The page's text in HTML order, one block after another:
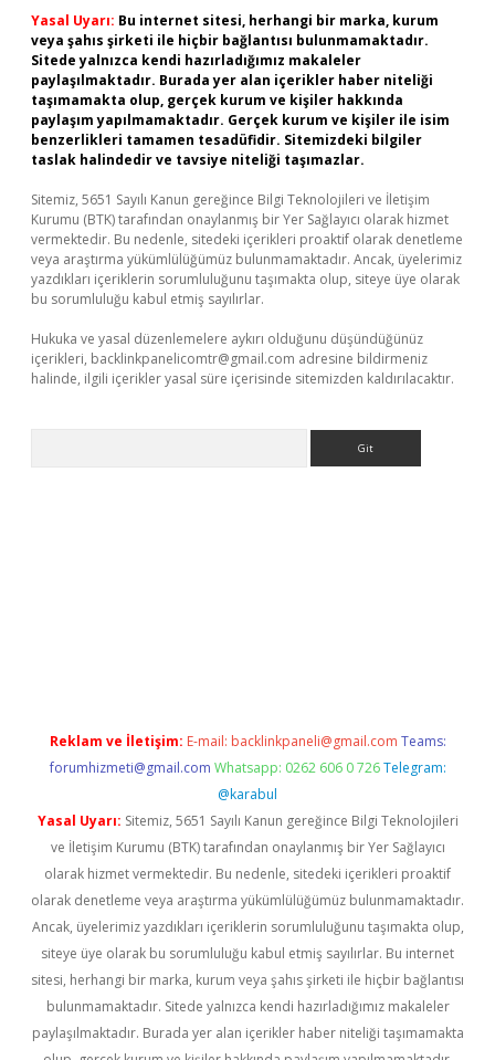
Yasal Uyarı: Bu internet sitesi, herhangi bir marka, kurum
veya şahıs şirketi ile hiçbir bağlantısı bulunmamaktadır.
Sitede yalnızca kendi hazırladığımız makaleler
paylaşılmaktadır. Burada yer alan içerikler haber niteliği
taşımamakta olup, gerçek kurum ve kişiler hakkında
paylaşım yapılmamaktadır. Gerçek kurum ve kişiler ile isim
benzerlikleri tamamen tesadüfidir. Sitemizdeki bilgiler
taslak halindedir ve tavsiye niteliği taşımazlar.
Sitemiz, 5651 Sayılı Kanun gereğince Bilgi Teknolojileri ve İletişim
Kurumu (BTK) tarafından onaylanmış bir Yer Sağlayıcı olarak hizmet
vermektedir. Bu nedenle, sitedeki içerikleri proaktif olarak denetleme
veya araştırma yükümlülüğümüz bulunmamaktadır. Ancak, üyelerimiz
yazdıkları içeriklerin sorumluluğunu taşımakta olup, siteye üye olarak
bu sorumluluğu kabul etmiş sayılırlar.
Hukuka ve yasal düzenlemelere aykırı olduğunu düşündüğünüz
içerikleri, backlinkpanelicomtr@gmail.com adresine bildirmeniz
halinde, ilgili içerikler yasal süre içerisinde sitemizden kaldırılacaktır.
Reklam ve İletişim: E-mail: backlinkpaneli@gmail.com Teams:
forumhizmeti@gmail.com Whatsapp: 0262 606 0 726 Telegram:
@karabul
Yasal Uyarı: Sitemiz, 5651 Sayılı Kanun gereğince Bilgi Teknolojileri
ve İletişim Kurumu (BTK) tarafından onaylanmış bir Yer Sağlayıcı
olarak hizmet vermektedir. Bu nedenle, sitedeki içerikleri proaktif
olarak denetleme veya araştırma yükümlülüğümüz bulunmamaktadır.
Ancak, üyelerimiz yazdıkları içeriklerin sorumluluğunu taşımakta olup,
siteye üye olarak bu sorumluluğu kabul etmiş sayılırlar. Bu internet
sitesi, herhangi bir marka, kurum veya şahıs şirketi ile hiçbir bağlantısı
bulunmamaktadır. Sitede yalnızca kendi hazırladığımız makaleler
paylaşılmaktadır. Burada yer alan içerikler haber niteliği taşımamakta